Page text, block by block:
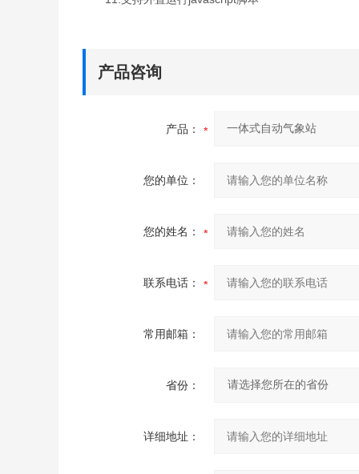
产品咨询
产品：
您的单位：
您的姓名：
联系电话：
常用邮箱：
省份：
详细地址：